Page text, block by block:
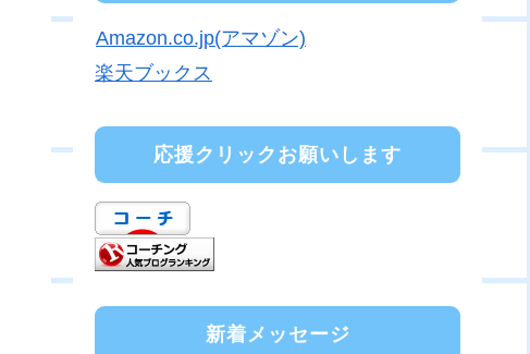
Amazon.co.jp(アマゾン)
楽天ブックス
応援クリックお願いします
新着メッセージ